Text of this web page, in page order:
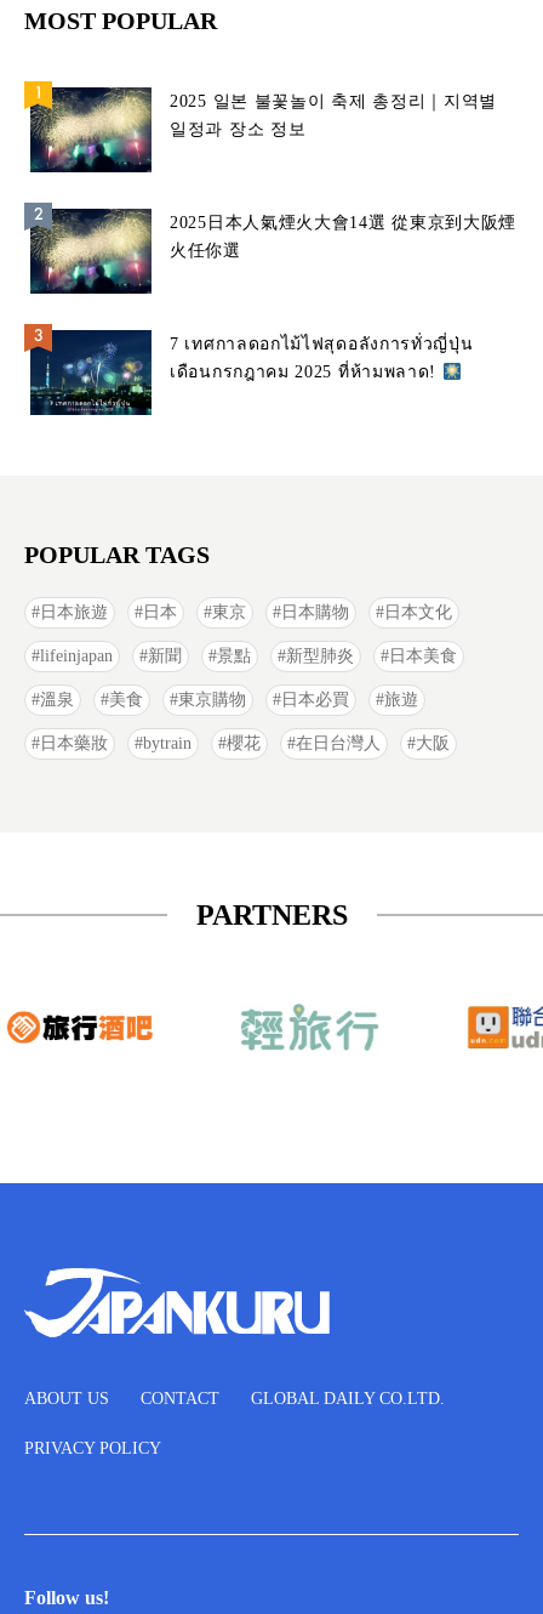
MOST POPULAR
2025 일본 불꽃놀이 축제 총정리｜지역별
일정과 장소 정보
2025日本人氣煙火大會14選 從東京到大阪煙
火任你選
7 เทศกาลดอกไม้ไฟสุดอลังการทั่วญี่ปุ่น
เดือนกรกฎาคม 2025 ที่ห้ามพลาด!
POPULAR TAGS
日本旅遊 日本 東京 日本購物 日本文化
lifeinjapan 新聞 景點 新型肺炎 日本美食
溫泉 美食 東京購物 日本必買 旅遊
日本藥妝 bytrain 櫻花 在日台灣人 大阪
PARTNERS
ABOUT US CONTACT GLOBAL DAILY CO.LTD.
PRIVACY POLICY
Follow us!